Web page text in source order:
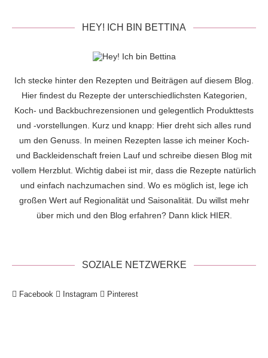
HEY! ICH BIN BETTINA
Ich stecke hinter den Rezepten und Beiträgen auf diesem Blog.
Hier findest du Rezepte der unterschiedlichsten Kategorien,
Koch- und Backbuchrezensionen und gelegentlich Produkttests
und -vorstellungen. Kurz und knapp: Hier dreht sich alles rund
um den Genuss. In meinen Rezepten lasse ich meiner Koch-
und Backleidenschaft freien Lauf und schreibe diesen Blog mit
vollem Herzblut. Wichtig dabei ist mir, dass die Rezepte natürlich
und einfach nachzumachen sind. Wo es möglich ist, lege ich
großen Wert auf Regionalität und Saisonalität. Du willst mehr
über mich und den Blog erfahren? Dann klick HIER
SOZIALE NETZWERKE
Facebook Instagram Pinterest